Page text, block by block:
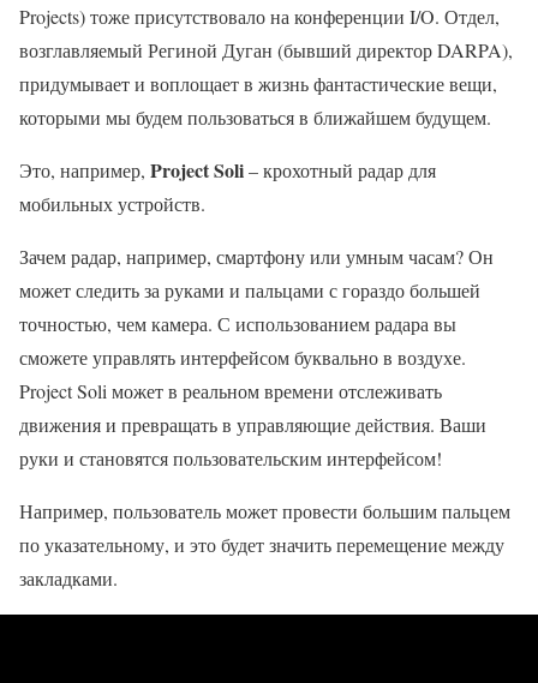
Projects) тоже присутствовало на конференции I/O. Отдел,
возглавляемый Региной Дуган (бывший директор DARPA),
придумывает и воплощает в жизнь фантастические вещи,
которыми мы будем пользоваться в ближайшем будущем.
Это, например, Project Soli– крохотный радар для
мобильных устройств.
Зачем радар, например, смартфону или умным часам? Он
может следить за руками и пальцами с гораздо большей
точностью, чем камера. С использованием радара вы
сможете управлять интерфейсом буквально в воздухе.
Project Soli может в реальном времени отслеживать
движения и превращать в управляющие действия. Ваши
руки и становятся пользовательским интерфейсом!
Например, пользователь может провести большим пальцем
по указательному, и это будет значить перемещение между
закладками.